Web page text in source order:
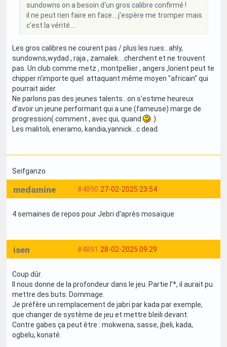
sundowns on a besoin d'un gros calibre confirmé !
il ne peut rien faire en face... j'espère me tromper mais
c'est la vérité....
Les gros calibres ne courent pas / plus les rues...ahly,
sundowns,wydad , raja , zamalek....cherchent et ne trouvent
pas. Un club comme metz , montpellier , angers ,lorient peut te
chipper n’importe quel attaquant même moyen "africain" qui
pourrait aider.
Ne parlons pas des jeunes talents...on s’estime heureux
d’avoir un jeune performant qui a une (fameuse) marge de
progression( comment , avec qui, quand
..).
Les malitoli, eneramo, kandia,yannick...c dead.
Seifganzo
#4890 27-02-2025 23:54
medamine
4 semaines de repos pour Jebri d'après mosaïque
#4891 28-02-2025 09:29
isen
Coup dûr.
Il nous donne de la profondeur dans le jeu. Partie l’*, il aurait pu
mettre des buts. Dommage.
Je préfère un remplacement de jabri par kada par exemple,
que changer de système de jeu et mettre bleili devant.
Contre gabes ça peut être : mokwena, sasse, jbeli, kada,
ogbelu, konaté.